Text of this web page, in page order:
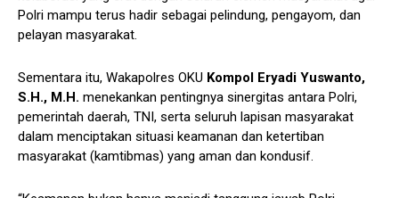
Polri mampu terus hadir sebagai pelindung, pengayom, dan
pelayan masyarakat.
Sementara itu, Wakapolres OKU Kompol Eryadi Yuswanto,
S.H., M.H. menekankan pentingnya sinergitas antara Polri,
pemerintah daerah, TNI, serta seluruh lapisan masyarakat
dalam menciptakan situasi keamanan dan ketertiban
masyarakat (kamtibmas) yang aman dan kondusif.